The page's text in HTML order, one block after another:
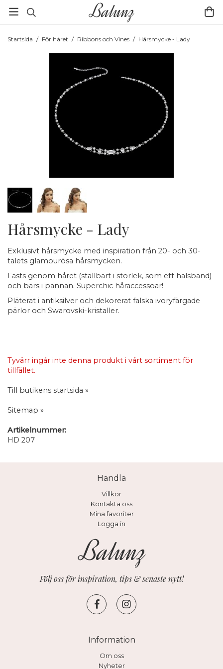
Startsida / För håret / Ribbons och Vines / Hårsmycke - Lady
Hårsmycke - Lady
Exklusivt hårsmycke med inspiration från 20- och 30-
talets glamourösa hårsmycken.
Fästs genom håret (ställbart i storlek, som ett halsband)
och bärs i pannan. Superchic håraccessoar!
Pläterat i antiksilver och dekorerat falska ivoryfärgade
pärlor och Swarovski-kristaller.
Tyvärr ingår inte denna produkt i vårt sortiment för
tillfället.
Till butikens startsida »
Sitemap »
Artikelnummer:
HD 207
Handla
Villkor
Kontakta oss
Mina favoriter
Logga in
Följ oss för inspiration, tips & senaste nytt!
Information
Om oss
Nyheter